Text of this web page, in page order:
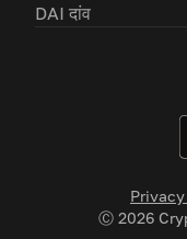
Ⓒ 2026
DAI दांव